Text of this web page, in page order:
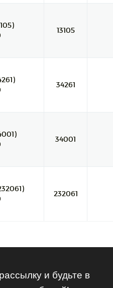
13105
34261
34001
232061
и будьте в